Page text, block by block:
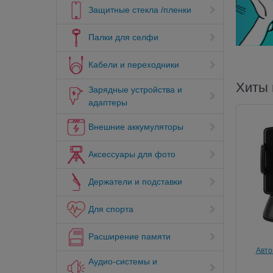
Защитные стекла /пленки
Палки для селфи
Кабели и переходники
Зарядные устройства и
адаптеры
Внешние аккумуляторы
Аксессуары для фото
Держатели и подставки
Для спорта
Расширение памяти
Аудио-системы и
Хиты